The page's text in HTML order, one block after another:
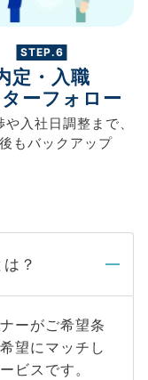
STEP.6
定・入職
ーフォロー
や入社日調整まで、
もバックアップ
？
ーがご希望条
望にマッチし
ビスです。